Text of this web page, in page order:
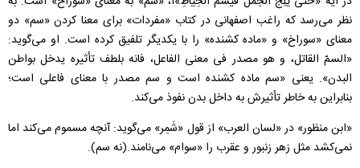
نظر می‌رسد که راغب اصفهانی در کتاب «مفردات» برای معنا کردن «سم» دو
معنای «سوراخ» و «ماده کشنده» را با یکدیگر تلفیق کرده است. او می‌گوید:
«السمّ القاتل، و هو مصدر فی معنی الفاعل، فانه بلطف تأثیره یدخل بواطن
البدن». یعنی «سم ماده کشنده است و سم مصدر با معنای فاعلی است؛
بنابراین به خاطر تأثیرش به داخل بدن نفوذ می‌کند.
«ابن منظور» در «لسان العرب» از قول «شَمِر» می‌گوید: آنچه مسموم می‌کند اما
نمی‌کشد مثل زهر زنبور و عقرب را «سوام» می‌نامند.(نه سم).